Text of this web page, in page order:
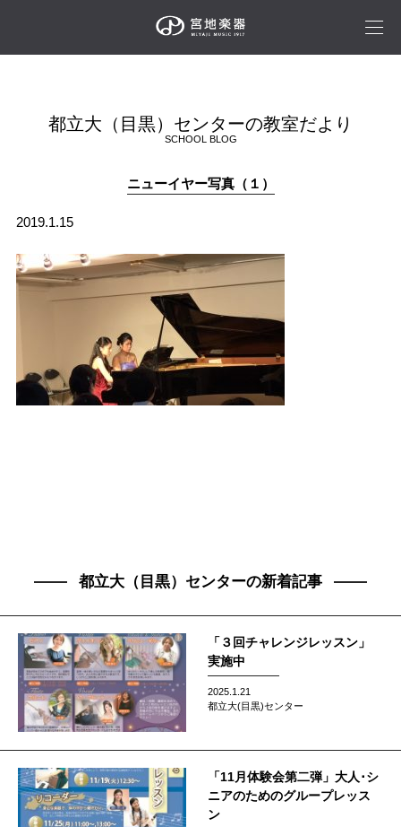
都立大（目黒）センターの教室だより
SCHOOL BLOG
ニューイヤー写真（１）
2019.1.15
都立大（目黒）センターの新着記事
「３回チャレンジレッスン」
実施中
2025.1.21
都立大(目黒)センター
「11月体験会第二弾」大人･シ
ニアのためのグループレッス
ン